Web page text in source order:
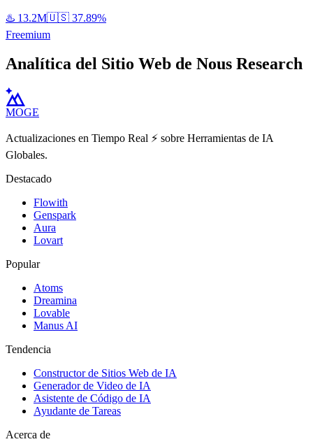
♨️ 13.2M🇺🇸 37.89%
Freemium
Analítica del Sitio Web de Nous Research
MOGE
Actualizaciones en Tiempo Real ⚡️ sobre Herramientas de IA
Globales.
Destacado
Flowith
Genspark
Aura
Lovart
Popular
Atoms
Dreamina
Lovable
Manus AI
Tendencia
Constructor de Sitios Web de IA
Generador de Video de IA
Asistente de Código de IA
Ayudante de Tareas
Acerca de